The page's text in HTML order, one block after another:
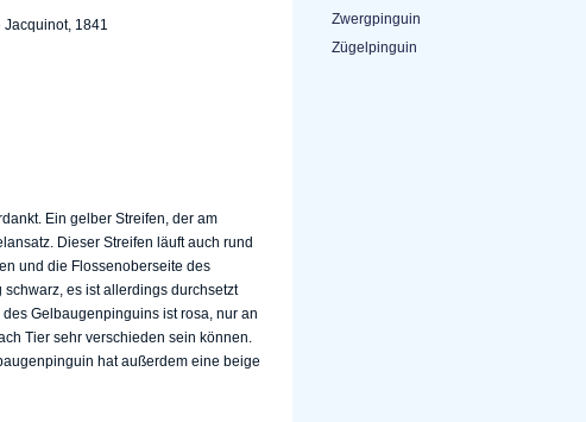
1841
Ein gelber Streifen, der am
Dieser Streifen läuft auch rund
und die Flossenoberseite des
es ist allerdings durchsetzt
Gelbaugenpinguins ist rosa, nur an
Tier sehr verschieden sein können.
hat außerdem eine beige
Zwergpinguin
Zügelpinguin